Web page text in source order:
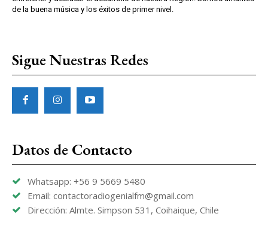
de la buena música y los éxitos de primer nivel.
Sigue Nuestras Redes
Datos de Contacto
Whatsapp: +56 9 5669 5480
Email: contactoradiogenialfm@gmail.com
Dirección: Almte. Simpson 531, Coihaique, Chile